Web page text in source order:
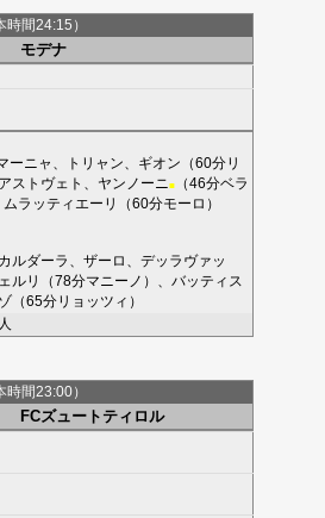
間24:15）
モデナ
ーニャ トリャン ギオン （60分リ
ストヴェト ヤンノーニ ■ （46分ベラ
ムラッティエーリ （60分モーロ ）
カルダーラ ザーロ
デッラヴァッ
ルリ （78分マニーノ ）、 バッティス
（65分リョッツィ ）
間23:00）
FCズュートティロル